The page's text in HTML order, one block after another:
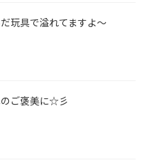
玩具で溢れてますよ～
のご褒美に☆彡